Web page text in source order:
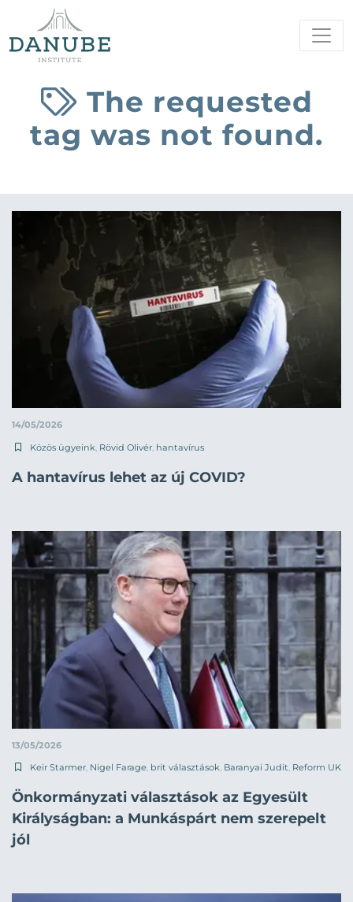
The requested
tag was not found.
14/05/2026
Közös ügyeink Rövid Olivér hantavírus
A hantavírus lehet az új COVID?
13/05/2026
Keir Starmer Nigel Farage brit választások Baranyai Judit Reform UK
Önkormányzati választások az Egyesült
Királyságban: a Munkáspárt nem szerepelt
jól